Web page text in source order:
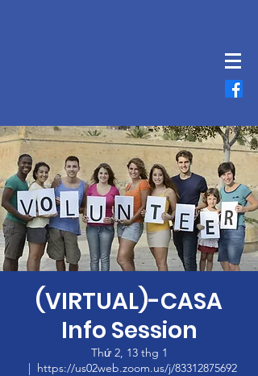
(VIRTUAL)-CASA
Info Session
Thứ 2, 13 thg 1
  |
https://us02web.zoom.us/j/83312875692